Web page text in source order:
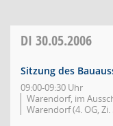
DI 30.05.2006
Sitzung des
09:00-09:30 Uhr
Warendorf, im
Warendorf (4. OG, Zi.